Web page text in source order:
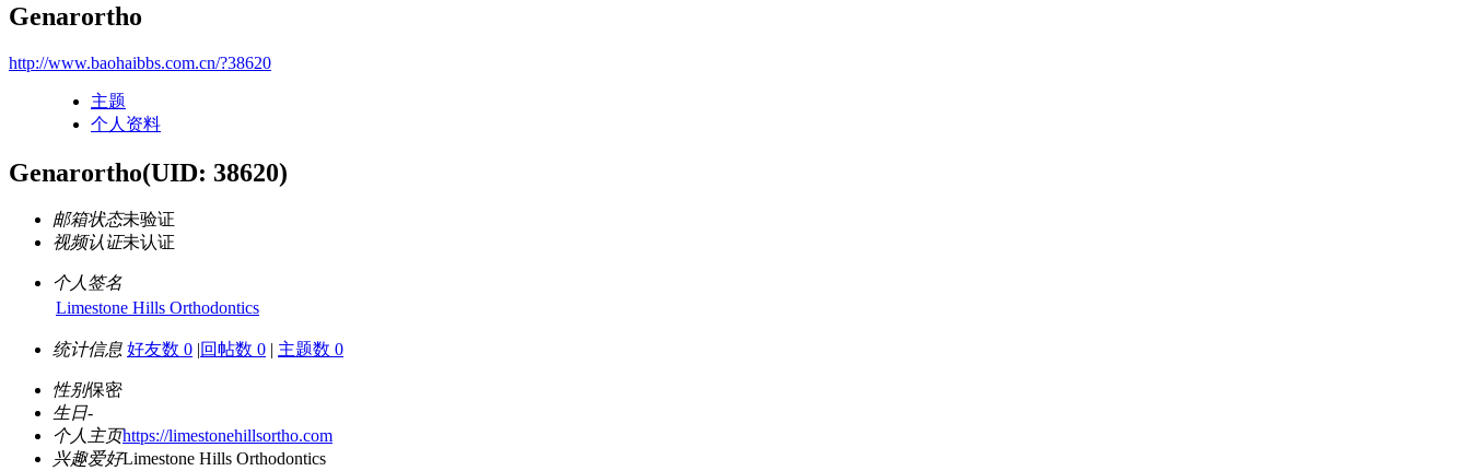
Genarortho
http://www.baohaibbs.com.cn/?38620
主题
个人资料
Genarortho(UID: 38620)
邮箱状态未验证
视频认证未认证
个人签名
Limestone Hills Orthodontics
统计信息 好友数 0 |回帖数 0 | 主题数 0
性别保密
生日-
个人主页https://limestonehillsortho.com
兴趣爱好Limestone Hills Orthodontics